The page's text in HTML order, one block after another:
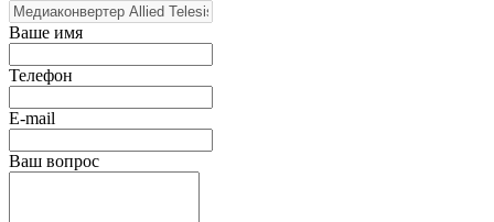
Ваше имя
Телефон
E-mail
Ваш вопрос